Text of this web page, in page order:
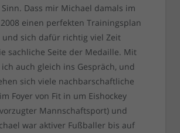
Dass mir Michael damals im
einen perfekten Trainingsplan
sich dafür richtig viel Zeit
sachliche Seite der Medaille. Mit
auch gleich ins Gespräch, und
sich viele nachbarschaftliche
Foyer von Fit in um Eishockey
Mannschaftsport) und
war aktiver Fußballer bis auf